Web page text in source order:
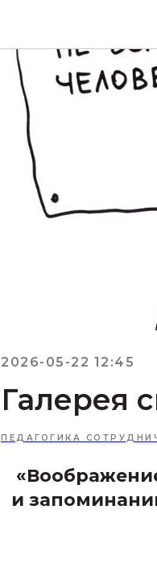
2026-05-22 12:45
Галерея
ПЕДАГОГИКА
и